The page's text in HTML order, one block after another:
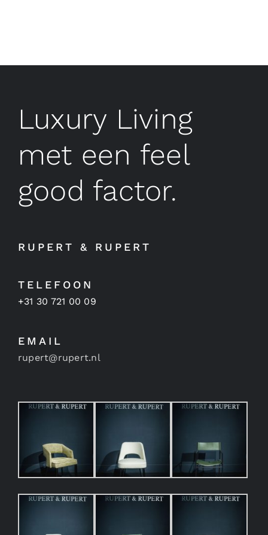
Luxury Living
met een feel
good factor.
RUPERT & RUPERT
TELEFOON
+31 30 721 00 09
EMAIL
rupert@rupert.nl